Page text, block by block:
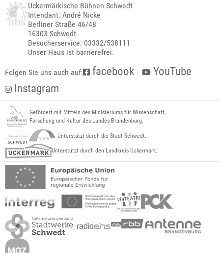
Uckermärkische Bühnen Schwedt
Intendant: André Nicke
Berliner Straße 46/48
16303 Schwedt
Besucherservice: 03332/538111
Unser Haus ist barrierefrei.
Folgen Sie uns auch auf: facebook
YouTube
Instagram
Gefördert mit Mitteln des Ministeriums für Wissenschaft,
Forschung und Kultur des Landes Brandenburg.
Unterstützt durch die Stadt Schwedt.
Unterstützt durch den Landkreis Uckermark.